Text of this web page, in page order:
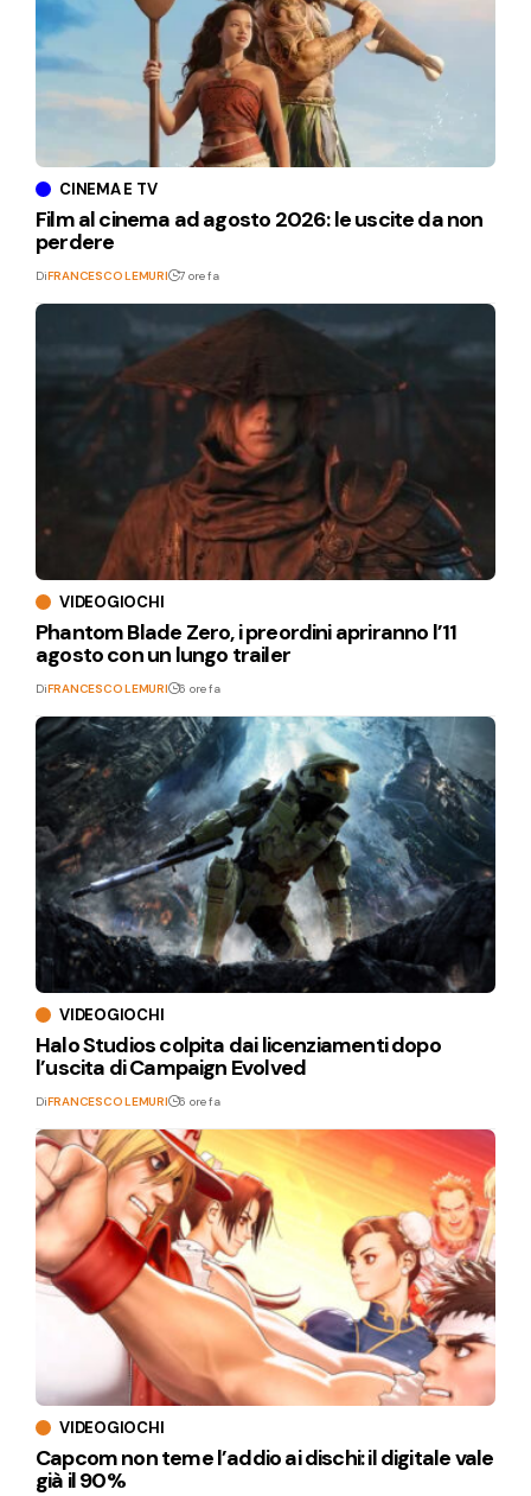
CINEMA E TV
Film al cinema ad agosto 2026: le uscite da non
perdere
DiFRANCESCO LEMURI 7 ore fa
VIDEOGIOCHI
Phantom Blade Zero, i preordini apriranno l’11
agosto con un lungo trailer
DiFRANCESCO LEMURI 6 ore fa
VIDEOGIOCHI
Halo Studios colpita dai licenziamenti dopo
l’uscita di Campaign Evolved
DiFRANCESCO LEMURI 6 ore fa
VIDEOGIOCHI
Capcom non teme l’addio ai dischi: il digitale vale
già il 90%